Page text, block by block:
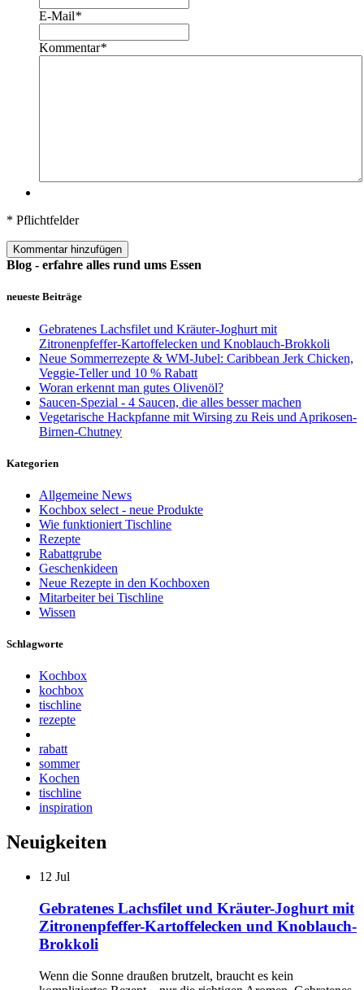
E-Mail*
Kommentar*
* Pflichtfelder
Kommentar hinzufügen
Blog - erfahre alles rund ums Essen
neueste Beiträge
Gebratenes Lachsfilet und Kräuter-Joghurt mit
Zitronenpfeffer-Kartoffelecken und Knoblauch-Brokkoli
Neue Sommerrezepte & WM-Jubel: Caribbean Jerk Chicken,
Veggie-Teller und 10 % Rabatt
Woran erkennt man gutes Olivenöl?
Saucen-Spezial - 4 Saucen, die alles besser machen
Vegetarische Hackpfanne mit Wirsing zu Reis und Aprikosen-
Birnen-Chutney
Kategorien
Allgemeine News
Kochbox select - neue Produkte
Wie funktioniert Tischline
Rezepte
Rabattgrube
Geschenkideen
Neue Rezepte in den Kochboxen
Mitarbeiter bei Tischline
Wissen
Schlagworte
Kochbox
kochbox
tischline
rezepte
rabatt
sommer
Kochen
tischline
inspiration
Neuigkeiten
12 Jul
Gebratenes Lachsfilet und Kräuter-Joghurt mit
Zitronenpfeffer-Kartoffelecken und Knoblauch-
Brokkoli
Wenn die Sonne draußen brutzelt, braucht es kein